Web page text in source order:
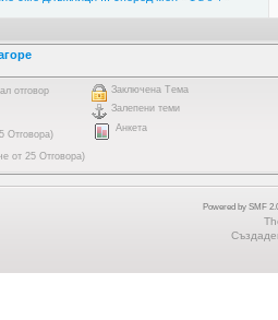
отговор
Отговора)
от 25 Отговора)
Заключена Тема
Залепени теми
Анкета
Powered by SMF